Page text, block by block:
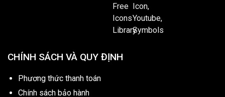
CHÍNH SÁCH VÀ QUY ĐỊNH
Phương thức thanh toán
Chính sách bảo hành